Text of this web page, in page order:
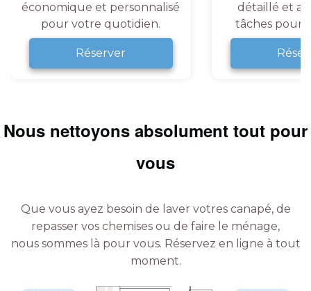
économique et personnalisé
pour votre quotidien.
Réserver
détaillé et
tâches pour
Nous nettoyons absolument tout pour
vous
Que vous ayez besoin de laver votres canapé, de
repasser vos chemises ou de faire le ménage,
nous sommes là pour vous. Réservez en ligne à tout
moment.